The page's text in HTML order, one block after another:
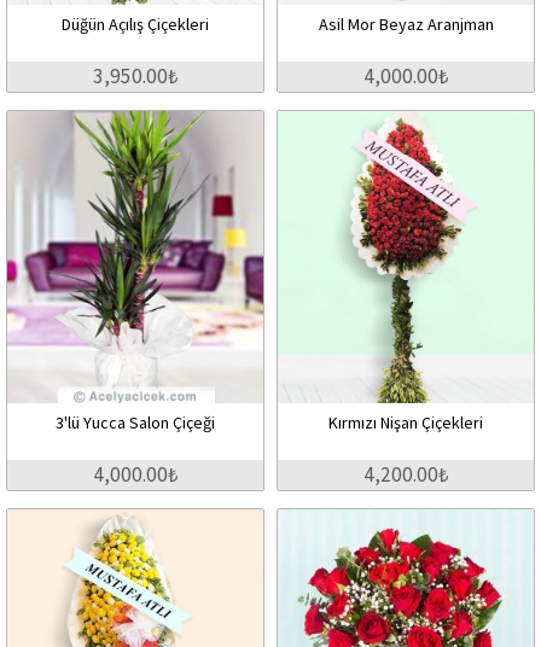
Düğün Açılış Çiçekleri
3,950.00₺
Asil Mor Beyaz Aranjman
4,000.00₺
3'lü Yucca Salon Çiçeği
4,000.00₺
Kırmızı Nişan Çiçekleri
4,200.00₺